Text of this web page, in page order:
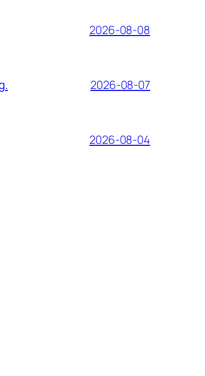
2026-08-08
2026-08-07
2026-08-04